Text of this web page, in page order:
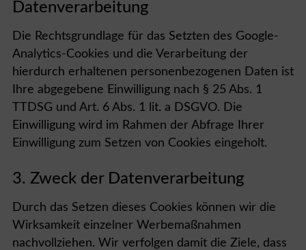
Datenverarbeitung
Die Rechtsgrundlage für das Setzten des Google-
Analytics-Cookies und die Verarbeitung der
hierdurch erhaltenen personenbezogenen Daten ist
Ihre abgegebene Einwilligung nach § 25 Abs. 1
TTDSG und Art. 6 Abs. 1 lit. a DSGVO. Die
Einwilligung wird im Rahmen der Abfrage Ihrer
Einwilligung zum Setzen von Cookies eingeholt.
3. Zweck der Datenverarbeitung
Durch das Setzen dieses Cookies können wir die
Wirksamkeit einzelner Werbemaßnahmen
nachvollziehen. Wir verfolgen damit die Ziele, dass